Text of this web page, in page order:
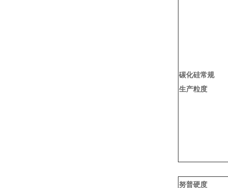
碳化硅常规
生产粒度
努普硬度